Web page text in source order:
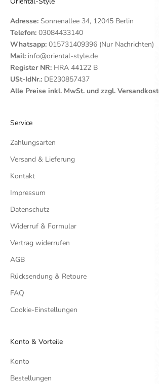
Adresse: Sonnenallee 34, 12045 Berlin
Telefon: 03084433140
Whatsapp: 015731409396 (Nur Nachrichten)
Mail: info@oriental-style.de
Register NR: HRA 44122 B
USt-IdNr.: DE230857437
Alle Preise inkl. MwSt. und zzgl.
Service
Zahlungsarten
Versand & Lieferung
Kontakt
Impressum
Datenschutz
Widerruf & Formular
Vertrag widerrufen
AGB
Rücksendung & Retoure
FAQ
Cookie-Einstellungen
Konto & Vorteile
Konto
Bestellungen